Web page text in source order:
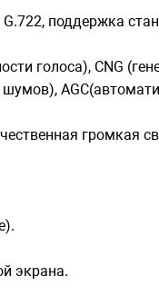
поддержка
голоса), CNG
громкая
экрана.